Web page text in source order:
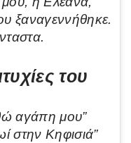
ξαναγεννήθηκε.
του
αγάπη μου”
στην Κηφισιά”